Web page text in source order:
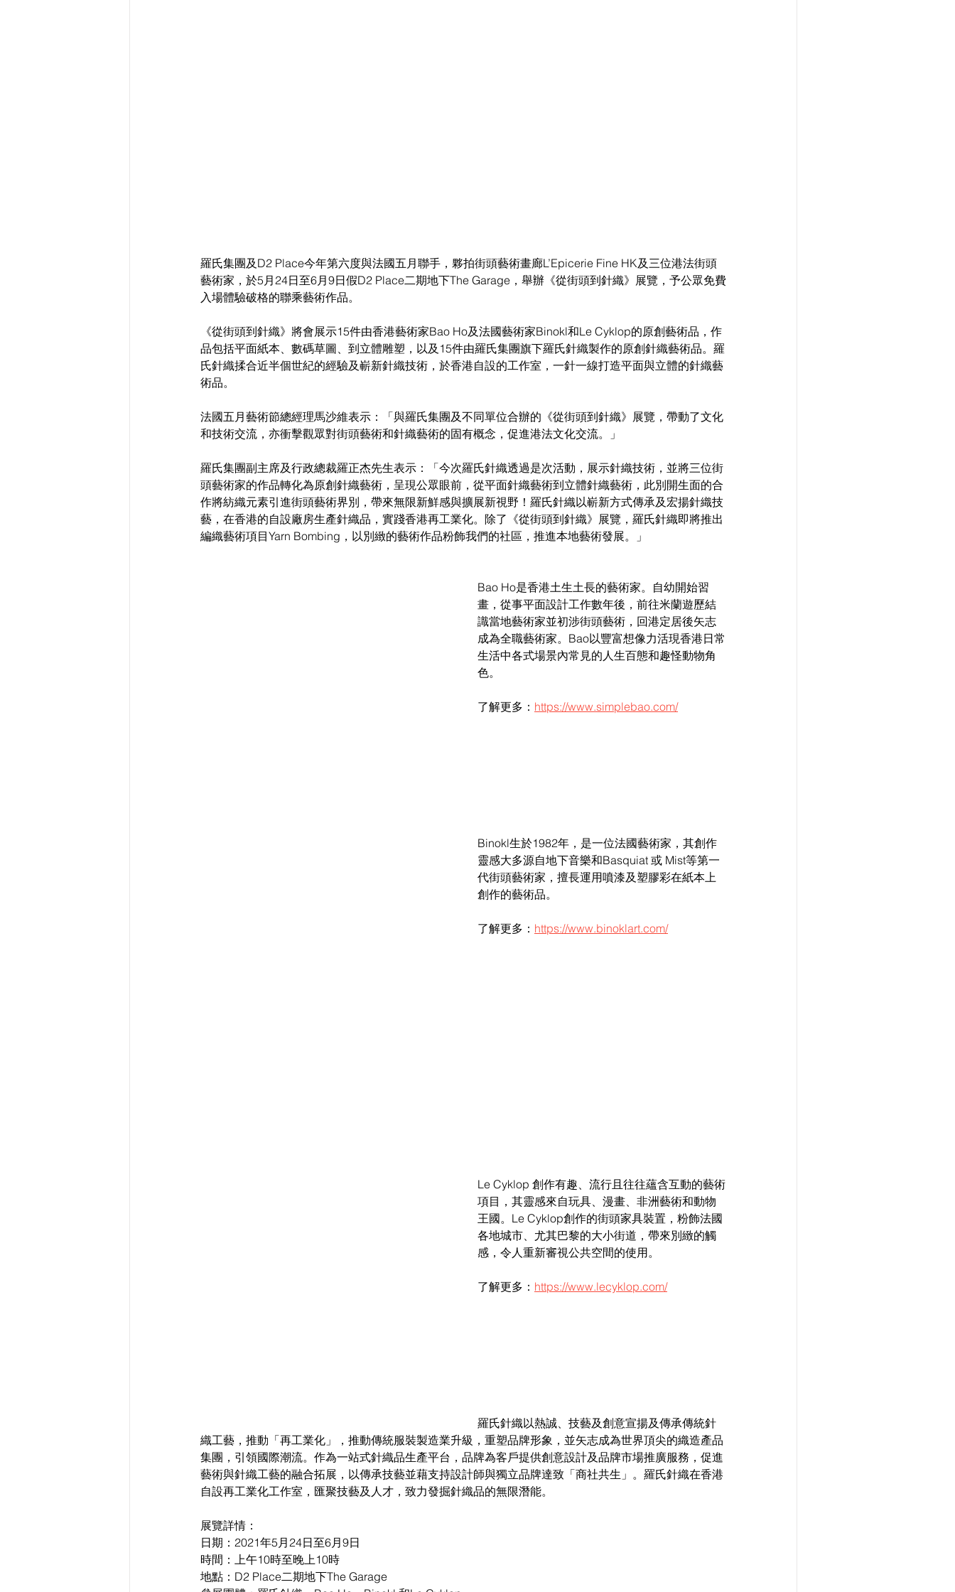
羅氏集團及D2 Place今年第六度與法國五月聯手，夥拍街頭藝術畫廊L’Epicerie Fine HK及三位港法街頭
藝術家，於5月24日至6月9日假D2 Place二期地下The Garage，舉辦《從街頭到針織》展覽，予公眾免費
入場體驗破格的聯乘藝術作品。
《從街頭到針織》將會展示15件由香港藝術家Bao Ho及法國藝術家Binokl和Le Cyklop的原創藝術品，作
品包括平面紙本、數碼草圖、到立體雕塑，以及15件由羅氏集團旗下羅氏針織製作的原創針織藝術品。羅
氏針織揉合近半個世紀的經驗及嶄新針織技術，於香港自設的工作室，一針一線打造平面與立體的針織藝
術品。
法國五月藝術節總經理馬沙維表示：「與羅氏集團及不同單位合辦的《從街頭到針織》展覽，帶動了文化
和技術交流，亦衝擊觀眾對街頭藝術和針織藝術的固有概念，促進港法文化交流。」
羅氏集團副主席及行政總裁羅正杰先生表示：「今次羅氏針織透過是次活動，展示針織技術，並將三位街
頭藝術家的作品轉化為原創針織藝術，呈現公眾眼前，從平面針織藝術到立體針織藝術，此別開生面的合
作將紡織元素引進街頭藝術界別，帶來無限新鮮感與擴展新視野！羅氏針織以嶄新方式傳承及宏揚針織技
藝，在香港的自設廠房生產針織品，實踐香港再工業化。除了《從街頭到針織》展覽，羅氏針織即將推出
編織藝術項目Yarn Bombing，以別緻的藝術作品粉飾我們的社區，推進本地藝術發展。」
Bao Ho是香港土生土長的藝術家。自幼開始習
畫，從事平面設計工作數年後，前往米蘭遊歷結
識當地藝術家並初涉街頭藝術，回港定居後矢志
成為全職藝術家。Bao以豐富想像力活現香港日常
生活中各式場景內常見的人生百態和趣怪動物角
色。
了解更多： https://www.simplebao.com/
Binokl生於1982年，是一位法國藝術家，其創作
靈感大多源自地下音樂和Basquiat 或 Mist等第一
代街頭藝術家，擅長運用噴漆及塑膠彩在紙本上
創作的藝術品。
了解更多： https://www.binoklart.com/
Le Cyklop 創作有趣、流行且往往蘊含互動的藝術
項目，其靈感來自玩具、漫畫、非洲藝術和動物
王國。Le Cyklop創作的街頭家具裝置，粉飾法國
各地城市、尤其巴黎的大小街道，帶來別緻的觸
感，令人重新審視公共空間的使用。
了解更多： https://www.lecyklop.com/
羅氏針織以熱誠、技藝及創意宣揚及傳承傳統針
織工藝，推動「再工業化」，推動傳統服裝製造業升級，重塑品牌形象，並矢志成為世界頂尖的織造產品
集團，引領國際潮流。作為一站式針織品生產平台，品牌為客戶提供創意設計及品牌市場推廣服務，促進
藝術與針織工藝的融合拓展，以傳承技藝並藉支持設計師與獨立品牌達致「商社共生」。羅氏針織在香港
自設再工業化工作室，匯聚技藝及人才，致力發掘針織品的無限潛能。
展覽詳情：
日期：2021年5月24日至6月9日
時間：上午10時至晚上10時
地點：D2 Place二期地下The Garage